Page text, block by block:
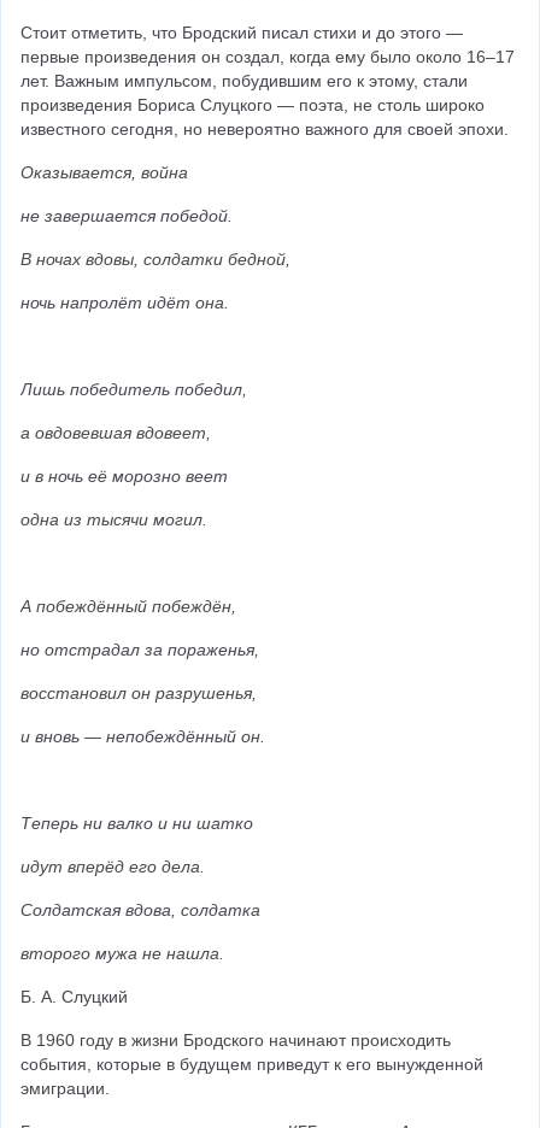
Стоит отметить, что Бродский писал стихи и до этого —
первые произведения он создал, когда ему было около 16–17
лет. Важным импульсом, побудившим его к этому, стали
произведения Бориса Слуцкого — поэта, не столь широко
известного сегодня, но невероятно важного для своей эпохи.
Оказывается, война
не завершается победой.
В ночах вдовы, солдатки бедной,
ночь напролёт идёт она.
Лишь победитель победил,
а овдовевшая вдовеет,
и в ночь её морозно веет
одна из тысячи могил.
А побеждённый побеждён,
но отстрадал за пораженья,
восстановил он разрушенья,
и вновь — непобеждённый он.
Теперь ни валко и ни шатко
идут вперёд его дела.
Солдатская вдова, солдатка
второго мужа не нашла.
Б. А. Слуцкий
В 1960 году в жизни Бродского начинают происходить
события, которые в будущем приведут к его вынужденной
эмиграции.